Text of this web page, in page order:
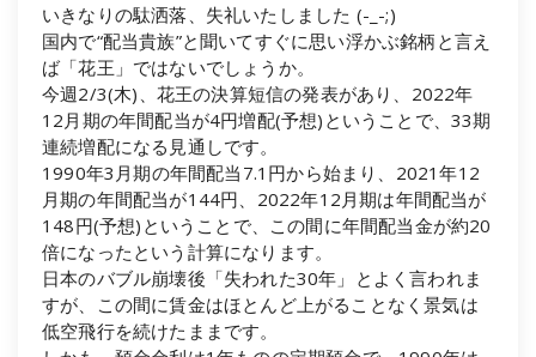
いきなりの駄洒落、失礼いたしました (-_-;)
国内で“配当貴族”と聞いてすぐに思い浮かぶ銘柄と言え
ば「花王」ではないでしょうか。
今週2/3(木)、花王の決算短信の発表があり、2022年
12月期の年間配当が4円増配(予想)ということで、33期
連続増配になる見通しです。
1990年3月期の年間配当7.1円から始まり、2021年12
月期の年間配当が144円、2022年12月期は年間配当が
148円(予想)ということで、この間に年間配当金が約20
倍になったという計算になります。
日本のバブル崩壊後「失われた30年」とよく言われま
すが、この間に賃金はほとんど上がることなく景気は
低空飛行を続けたままです。